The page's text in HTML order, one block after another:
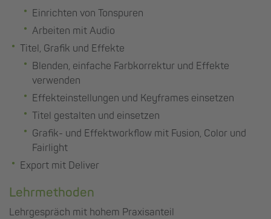
Einrichten von Tonspuren
Arbeiten mit Audio
Titel, Grafik und Effekte
Blenden, einfache Farbkorrektur und Effekte
verwenden
Effekteinstellungen und Keyframes einsetzen
Titel gestalten und einsetzen
Grafik- und Effektworkflow mit Fusion, Color und
Fairlight
Export mit Deliver
Lehrmethoden
Lehrgespräch mit hohem Praxisanteil